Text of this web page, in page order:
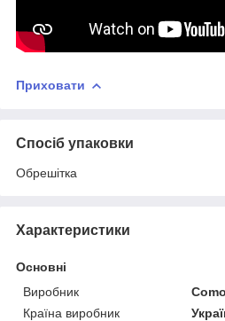
Приховати
Спосіб упаковки
Обрешітка
Характеристики
Основні
Виробник
Країна виробник